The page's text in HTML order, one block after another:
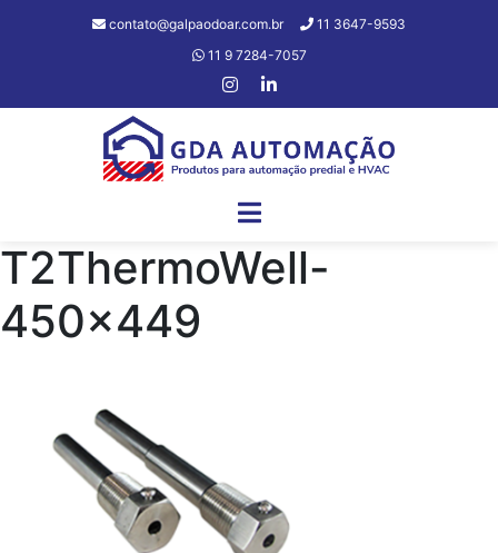
contato@galpaodoar.com.br
11 3647-9593
11 9 7284-7057
T2ThermoWell-
450×449